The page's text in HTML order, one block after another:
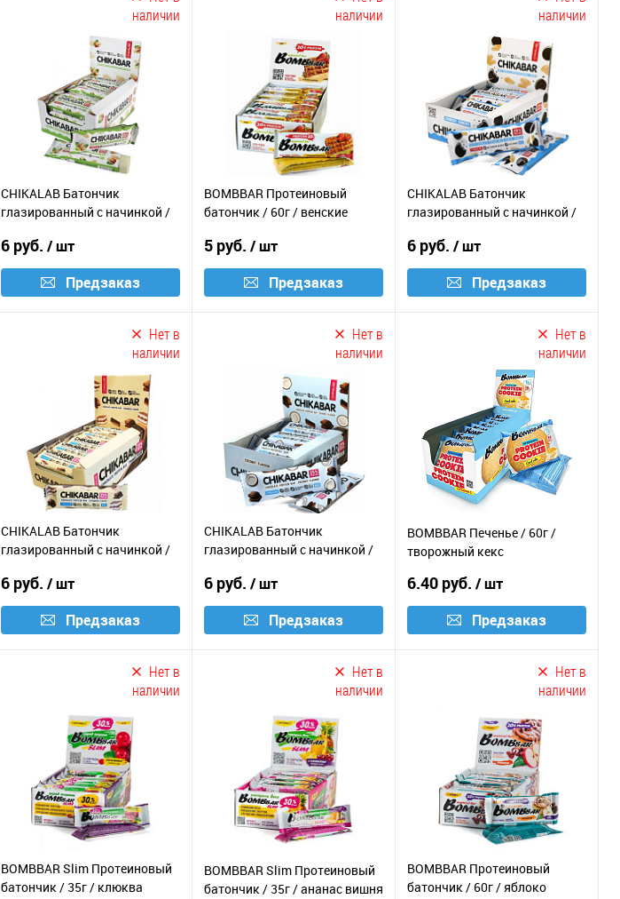
наличии
CHIKALAB Батончик
глазированный с начинкой /
6 руб. / шт
Предзаказ
наличии
BOMBBAR Протеиновый
батончик / 60г / венские
5 руб. / шт
Предзаказ
наличии
CHIKALAB Батончик
глазированный с начинкой /
6 руб. / шт
Предзаказ
Нет в
наличии
CHIKALAB Батончик
глазированный с начинкой /
6 руб. / шт
Предзаказ
Нет в
наличии
CHIKALAB Батончик
глазированный с начинкой /
6 руб. / шт
Предзаказ
Нет в
наличии
BOMBBAR Печенье / 60г /
творожный кекс
6.40 руб. / шт
Предзаказ
Нет в
наличии
BOMBBAR Slim Протеиновый
батончик / 35г / клюква
Нет в
наличии
BOMBBAR Slim Протеиновый
батончик / 35г / ананас вишня
Нет в
наличии
BOMBBAR Протеиновый
батончик / 60г / яблоко